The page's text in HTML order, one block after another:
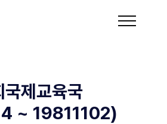
제교육국
~ 19811102)